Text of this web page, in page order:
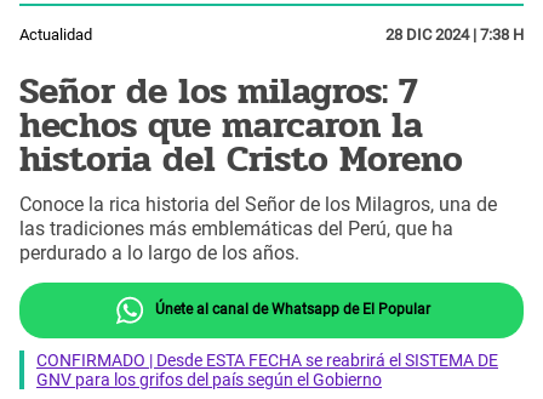
Actualidad 28 DIC 2024 | 7:38 H
Señor de los milagros: 7
hechos que marcaron la
historia del Cristo Moreno
Conoce la rica historia del Señor de los Milagros, una de
las tradiciones más emblemáticas del Perú, que ha
perdurado a lo largo de los años.
Únete al canal de Whatsapp de El Popular
CONFIRMADO | Desde ESTA FECHA se reabrirá el SISTEMA DE
GNV para los grifos del país según el Gobierno